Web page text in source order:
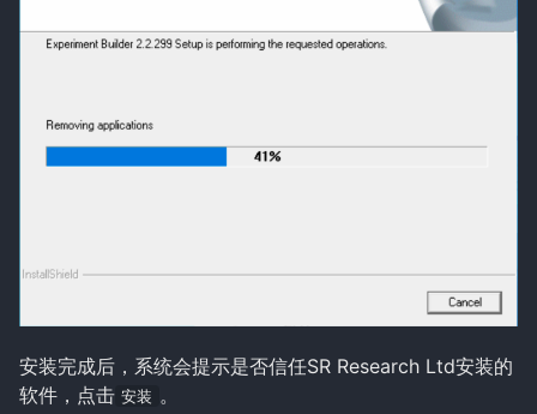
安装完成后，系统会提示是否信任SR Research Ltd安装的
软件，点击 安装 。